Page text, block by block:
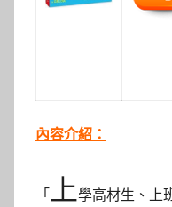
內容介紹：
「 上學高材生、上